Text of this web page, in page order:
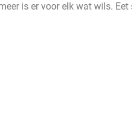
is er voor elk wat wils.